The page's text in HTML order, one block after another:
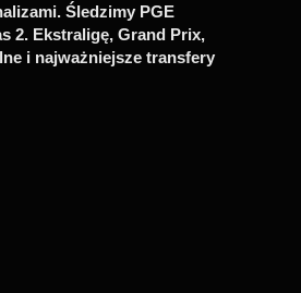
Śledzimy PGE
2. Ekstraligę, Grand Prix,
i najważniejsze transfery